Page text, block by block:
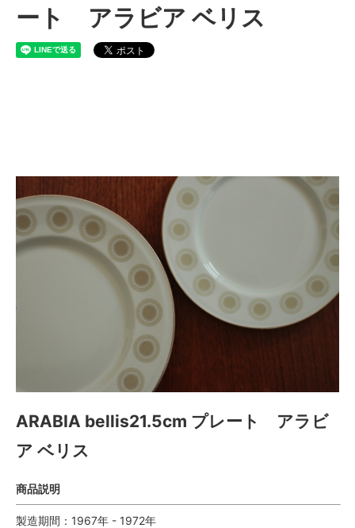
ート アラビア ベリス
ARABIA bellis21.5cm プレート アラビ
ア ベリス
商品説明
製造期間：1967年 - 1972年